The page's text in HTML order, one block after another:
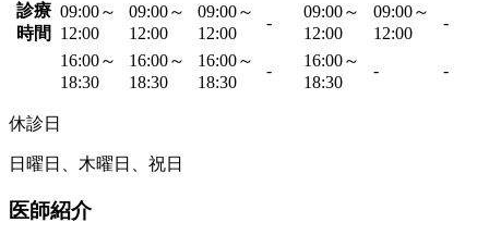
診療
時間
09:00～
12:00
09:00～
12:00
09:00～
12:00
-
09:00～
12:00
09:00～
12:00
-
16:00～
18:30
16:00～
18:30
16:00～
18:30
-
16:00～
18:30
- -
休診日
日曜日、木曜日、祝日
医師紹介